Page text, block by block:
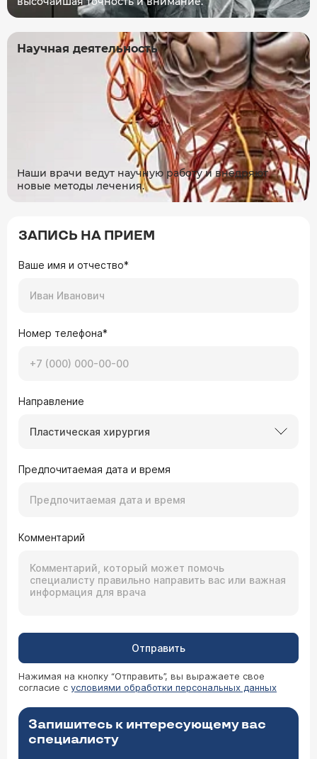
Научная деятельность
Наши врачи ведут научную работу и внедряют
новые методы лечения.
ЗАПИСЬ НА ПРИЕМ
Ваше имя и отчество*
Номер телефона*
Направление
Пластическая хирургия
Предпочитаемая дата и время
Комментарий
Отправить
Нажимая на кнопку “Отправить”, вы выражаете свое
согласие с условиями обработки персональных данных
Запишитесь к интересующему вас
специалисту